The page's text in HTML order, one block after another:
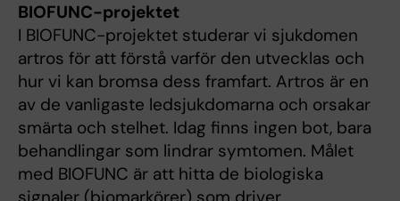
BIOFUNC-projektet
I BIOFUNC-projektet studerar vi sjukdomen
artros för att förstå varför den utvecklas och
hur vi kan bromsa dess framfart. Artros är en
av de vanligaste ledsjukdomarna och orsakar
smärta och stelhet. Idag finns ingen bot, bara
behandlingar som lindrar symtomen. Målet
med BIOFUNC är att hitta de biologiska